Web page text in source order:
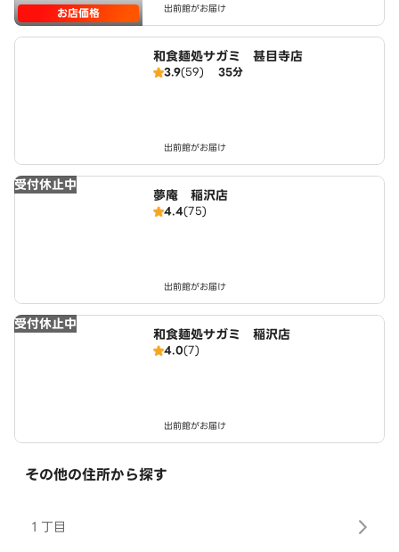
お店価格 出前館がお届け
和食麺処サガミ 甚目寺店
3.9(59) 35分
出前館がお届け
受付休止中
夢庵 稲沢店
4.4(75)
出前館がお届け
受付休止中
和食麺処サガミ 稲沢店
4.0(7)
出前館がお届け
その他の住所から探す
１丁目